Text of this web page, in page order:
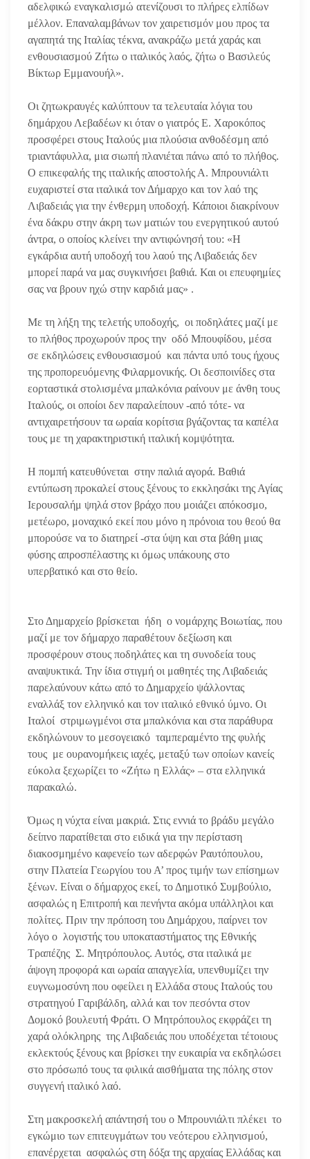
αδελφικώ εναγκαλισμώ ατενίζουσι το πλήρες ελπίδων
μέλλον. Επαναλαμβάνων τον χαιρετισμόν μου προς τα
αγαπητά της Ιταλίας τέκνα, ανακράζω μετά χαράς και
ενθουσιασμού Ζήτω ο ιταλικός λαός, ζήτω ο Βασιλεύς
Βίκτωρ Εμμανουήλ».
Οι ζητωκραυγές καλύπτουν τα τελευταία λόγια του
δημάρχου Λεβαδέων κι όταν ο γιατρός Ε. Χαροκόπος
προσφέρει στους Ιταλούς μια πλούσια ανθοδέσμη από
τριαντάφυλλα, μια σιωπή πλανιέται πάνω από το πλήθος.
Ο επικεφαλής της ιταλικής αποστολής Α. Μπρουνιάλτι
ευχαριστεί στα ιταλικά τον Δήμαρχο και τον λαό της
Λιβαδειάς για την ένθερμη υποδοχή. Κάποιοι διακρίνουν
ένα δάκρυ στην άκρη των ματιών του ενεργητικού αυτού
άντρα, ο οποίος κλείνει την αντιφώνησή του: «Η
εγκάρδια αυτή υποδοχή του λαού της Λιβαδειάς δεν
μπορεί παρά να μας συγκινήσει βαθιά. Και οι επευφημίες
σας να βρουν ηχώ στην καρδιά μας» .
Με τη λήξη της τελετής υποδοχής, οι ποδηλάτες μαζί με
το πλήθος προχωρούν προς την οδό Μπουφίδου, μέσα
σε εκδηλώσεις ενθουσιασμού και πάντα υπό τους ήχους
της προπορευόμενης Φιλαρμονικής. Οι δεσποινίδες στα
εορταστικά στολισμένα μπαλκόνια ραίνουν με άνθη τους
Ιταλούς, οι οποίοι δεν παραλείπουν -από τότε- να
αντιχαιρετήσουν τα ωραία κορίτσια βγάζοντας τα καπέλα
τους με τη χαρακτηριστική ιταλική κομψότητα.
Η πομπή κατευθύνεται στην παλιά αγορά. Βαθιά
εντύπωση προκαλεί στους ξένους το εκκλησάκι της Αγίας
Ιερουσαλήμ ψηλά στον βράχο που μοιάζει απόκοσμο,
μετέωρο, μοναχικό εκεί που μόνο η πρόνοια του θεού θα
μπορούσε να το διατηρεί -στα ύψη και στα βάθη μιας
φύσης απροσπέλαστης κι όμως υπάκουης στο
υπερβατικό και στο θείο.
Στο Δημαρχείο βρίσκεται ήδη ο νομάρχης Βοιωτίας, που
μαζί με τον δήμαρχο παραθέτουν δεξίωση και
προσφέρουν στους ποδηλάτες και τη συνοδεία τους
αναψυκτικά. Την ίδια στιγμή οι μαθητές της Λιβαδειάς
παρελαύνουν κάτω από το Δημαρχείο ψάλλοντας
εναλλάξ τον ελληνικό και τον ιταλικό εθνικό ύμνο. Οι
Ιταλοί στριμωγμένοι στα μπαλκόνια και στα παράθυρα
εκδηλώνουν το μεσογειακό ταμπεραμέντο της φυλής
τους με ουρανομήκεις ιαχές, μεταξύ των οποίων κανείς
εύκολα ξεχωρίζει το «Ζήτω η Ελλάς» – στα ελληνικά
παρακαλώ.
Όμως η νύχτα είναι μακριά. Στις εννιά το βράδυ μεγάλο
δείπνο παρατίθεται στο ειδικά για την περίσταση
διακοσμημένο καφενείο των αδερφών Ραυτόπουλου,
στην Πλατεία Γεωργίου του Α’ προς τιμήν των επίσημων
ξένων. Είναι ο δήμαρχος εκεί, το Δημοτικό Συμβούλιο,
ασφαλώς η Επιτροπή και πενήντα ακόμα υπάλληλοι και
πολίτες. Πριν την πρόποση του Δημάρχου, παίρνει τον
λόγο ο λογιστής του υποκαταστήματος της Εθνικής
Τραπέζης Σ. Μητρόπουλος. Αυτός, στα ιταλικά με
άψογη προφορά και ωραία απαγγελία, υπενθυμίζει την
ευγνωμοσύνη που οφείλει η Ελλάδα στους Ιταλούς του
στρατηγού Γαριβάλδη, αλλά και τον πεσόντα στον
Δομοκό βουλευτή Φράτι. Ο Μητρόπουλος εκφράζει τη
χαρά ολόκληρης της Λιβαδειάς που υποδέχεται τέτοιους
εκλεκτούς ξένους και βρίσκει την ευκαιρία να εκδηλώσει
στο πρόσωπό τους τα φιλικά αισθήματα της πόλης στον
συγγενή ιταλικό λαό.
Στη μακροσκελή απάντησή του ο Μπρουνιάλτι πλέκει το
εγκώμιο των επιτευγμάτων του νεότερου ελληνισμού,
επανέρχεται ασφαλώς στη δόξα της αρχαίας Ελλάδας και